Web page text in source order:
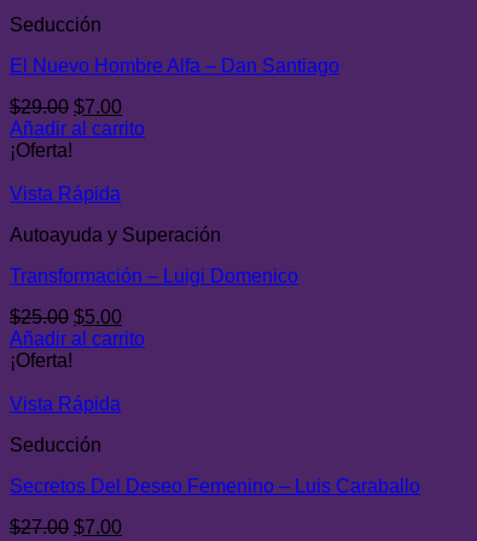
Seducción
El Nuevo Hombre Alfa – Dan Santiago
$29.00 El
precio
$29.00.
$7.00El
precio
Añadir al carrito
¡Oferta!
Vista Rápida
Autoayuda y Superación
Transformación – Luigi Domenico
$25.00 El
precio
$25.00.
$5.00El
precio
Añadir al carrito
¡Oferta!
Vista Rápida
Seducción
Secretos Del Deseo Femenino – Luis Caraballo
$27.00 El
$7.00El